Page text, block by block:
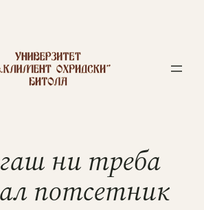
ни треба
потсетник